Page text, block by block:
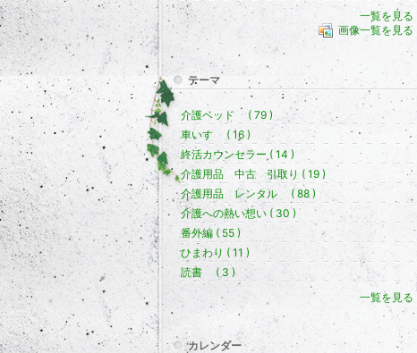
一覧を見る
画像一覧を見る
テーマ
介護ベッド ( 79 )
車いす ( 16 )
終活カウンセラー ( 14 )
介護用品 中古 引取り ( 19 )
介護用品 レンタル ( 88 )
介護への熱い想い ( 30 )
番外編 ( 55 )
ひまわり ( 11 )
読書 ( 3 )
一覧を見る
カレンダー